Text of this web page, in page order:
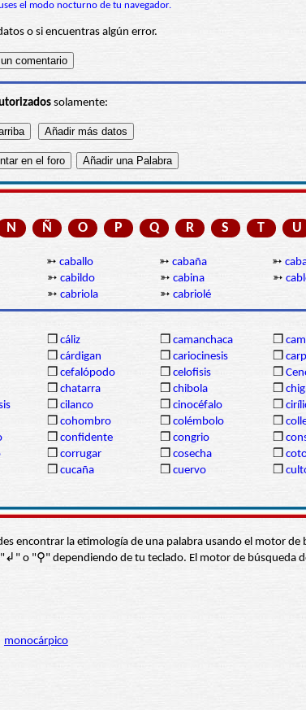
el modo nocturno de tu navegador.
o si encuentras algún error.
solamente:
N Ñ O P Q R S T U
➳ caballo ➳ cabaña ➳
➳ cabildo ➳ cabina ➳
➳ cabriola ➳ cabriolé
❒ cáliz ❒ camanchaca ❒
❒ cárdigan ❒ cariocinesis ❒
❒ cefalópodo ❒ celofisis ❒
❒ chatarra ❒ chibola ❒
❒ cilanco ❒ cinocéfalo ❒
❒ cohombro ❒ colémbolo ❒
❒ confidente ❒ congrio ❒
❒ corrugar ❒ cosecha ❒
❒ cucaña ❒ cuervo ❒
encontrar la etimología de una palabra usando el motor
o "⚲" dependiendo de tu teclado. El motor de búsqueda
monocárpico